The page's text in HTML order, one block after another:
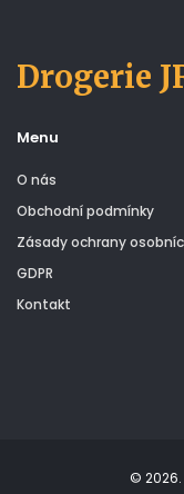
Drogerie
Menu
O nás
Obchodní podmínky
Zásady ochrany
GDPR
Kontakt
©